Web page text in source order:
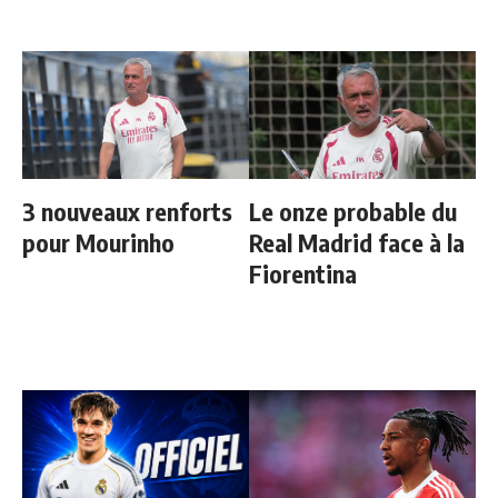
3 nouveaux renforts
pour Mourinho
Le onze probable du
Real Madrid face à la
Fiorentina